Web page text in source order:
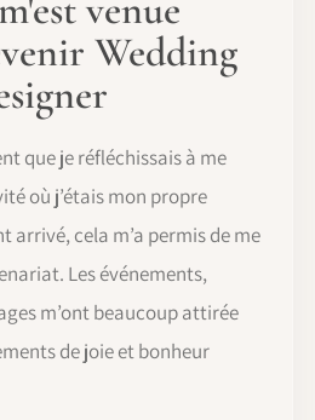
Wedding
que je réfléchissais à me
où j’étais mon propre
arrivé, cela m’a permis de me
Les événements,
m’ont beaucoup attirée
de joie et bonheur